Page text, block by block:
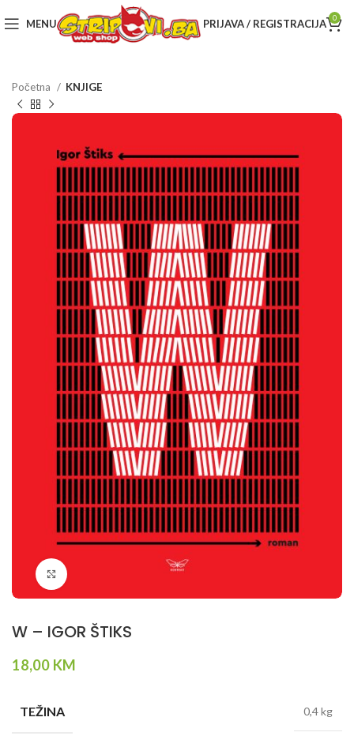
MENU PRIJAVA / REGISTRACIJA 0
Početna KNJIGE
W – IGOR ŠTIKS
18,00 KM
TEŽINA 0,4 kg